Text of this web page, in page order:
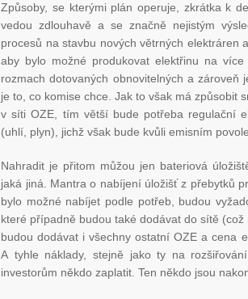
Způsoby, se kterými plán operuje, zkrátka k
vedou zdlouhavě a se značně nejistým
procesů na stavbu nových větrných elektráren
aby bylo možné produkovat elektřinu na
rozmach dotovaných obnovitelných a zároveň
je to, co komise chce. Jak to však má způsobit
v síti OZE, tím větší bude potřeba regulační
(uhlí, plyn), jichž však bude kvůli emisním
Nahradit je přitom můžou jen bateriová
jaká jiná. Mantra o nabíjení úložišť z přebytků
bylo možné nabíjet podle potřeb, budou
které případně budou také dodávat do sítě
budou dodávat i všechny ostatní OZE a cena
A tyhle náklady, stejně jako ty na
investorům někdo zaplatit. Ten někdo jsou